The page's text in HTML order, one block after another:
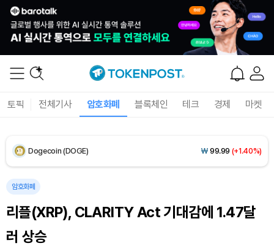
토픽 전체기사 암호화폐 블록체인 테크 경제 마켓
Solana (SOL) ₩ 107,014(+2.59%)
Bitcoin (BTC) 91,697,667 (-0.08%)
암호화폐
리플(XRP), CLARITY Act 기대감에 1.47달
러 상승